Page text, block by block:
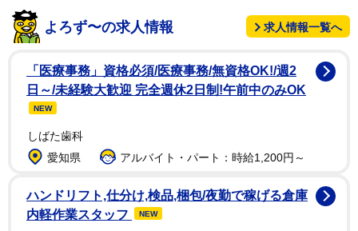
よろず〜の求人情報 求人情報一覧へ
「医療事務」資格必須/医療事務/無資格OK!/週2
日～/未経験大歓迎 完全週休2日制!午前中のみOK
NEW
しばた歯科
愛知県
アルバイト・パート：時給1,200円～
ハンドリフト,仕分け,検品,梱包/夜勤で稼げる倉庫
内軽作業スタッフ
NEW